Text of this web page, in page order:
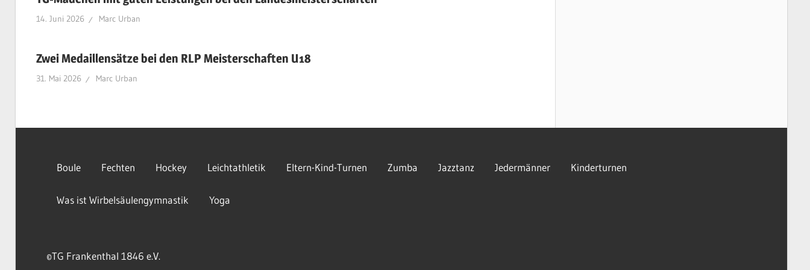
14. Juni 2026 Marc Urban
Zwei Medaillensätze bei den RLP Meisterschaften U18
31. Mai 2026 Marc Urban
Boule Fechten Hockey Leichtathletik Eltern-Kind-Turnen Zumba Jazztanz Jedermänner Kinderturnen
Was ist Wirbelsäulengymnastik Yoga
©TG Frankenthal 1846 e.V.